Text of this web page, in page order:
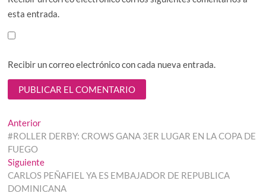
esta entrada.
Recibir un correo electrónico con cada nueva entrada.
Navegación
de
entradas
AnteriorEntrada
anterior:
#ROLLER DERBY: CROWS GANA 3ER LUGAR EN LA COPA DE
FUEGO
SiguienteEntrada
siguiente:
CARLOS PEÑAFIEL YA ES EMBAJADOR DE REPUBLICA
DOMINICANA